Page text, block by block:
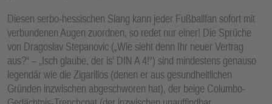
Diesen serbo-hessischen Slang kann jeder Fußballfan sofort mit
verbundenen Augen zuordnen, so redet nur einer! Die Sprüche
von Dragoslav Stepanovic („Wie sieht denn Ihr neuer Vertrag
aus?“ – „Isch glaube, der is‘ DIN A 4!“) sind mindestens genauso
legendär wie die Zigarillos (denen er aus gesundheitlichen
Gründen inzwischen abgeschworen hat), der beige Columbo-